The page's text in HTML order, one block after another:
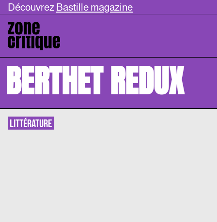
Découvrez Bastille magazine
BERTHET REDUX
LITTÉRATURE